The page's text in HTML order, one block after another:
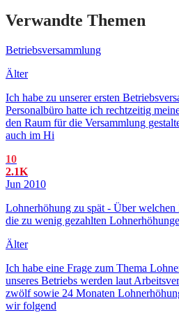
Verwandte Themen
Betriebsversammlung
Älter
Ich habe zu unserer ersten
Personalbüro hatte ich rechtzeitig
den Raum für die Versammlung
auch im Hi
10
2.1K
Jun 2010
Lohnerhöhung zu spät - Über
die zu wenig gezahlten
Älter
Ich habe eine Frage zum Thema
unseres Betriebs werden laut
zwölf sowie 24 Monaten
wir folgend